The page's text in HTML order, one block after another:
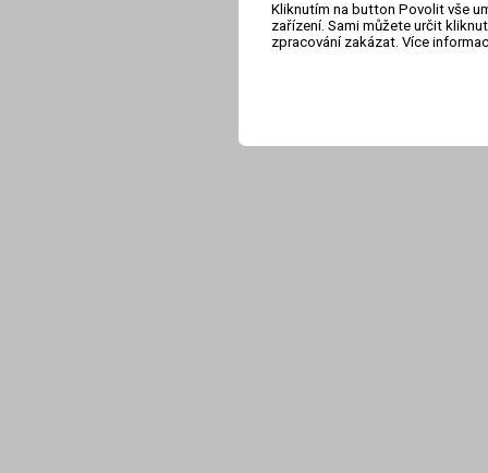
Kliknutím na button Povolit vše
zařízení. Sami můžete určit
zpracování zakázat. Více